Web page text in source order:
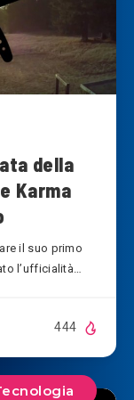
della
Karma
il suo primo
l’ufficialità…
444